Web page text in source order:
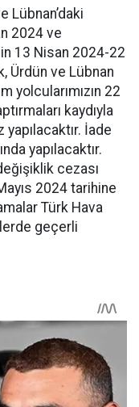
Lübnan’daki
2024 ve
13 Nisan 2024-22
Ürdün ve Lübnan
yolcularımızın 22
kaydıyla
İade
yapılacaktır.
cezası
2024 tarihine
Türk Hava
geçerli